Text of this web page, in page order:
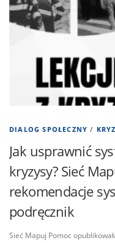
DIALOG SPOŁECZNY /
Jak usprawnić
kryzysy? Sieć
rekomendacje
podręcznik
Sieć Mapuj Pomoc